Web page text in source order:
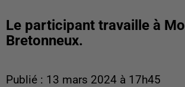
Le participant travaille à
Bretonneux.
Publié : 13 mars 2024 à 17h45